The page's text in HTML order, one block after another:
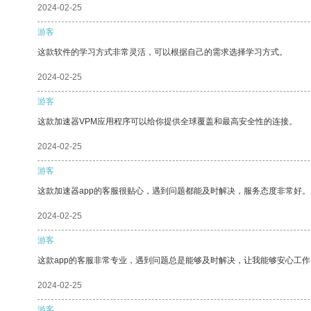
2024-02-25
游客
这款软件的学习方式非常灵活，可以根据自己的需求选择学习方式。
2024-02-25
游客
这款加速器VPM应用程序可以给你提供全球覆盖和最高安全性的连接。
2024-02-25
游客
这款加速器app的客服很贴心，遇到问题都能及时解决，服务态度非常好。
2024-02-25
游客
这款app的客服非常专业，遇到问题总是能够及时解决，让我能够安心工
2024-02-25